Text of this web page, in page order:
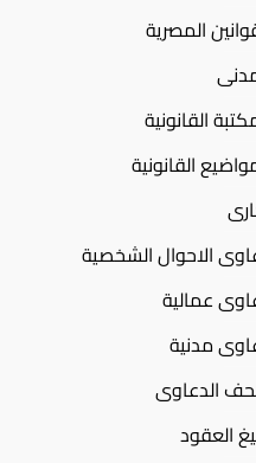
المصرية
القانونية
القانونية
الاحوال الشخصية
عمالية
مدنية
الدعاوى
العقود